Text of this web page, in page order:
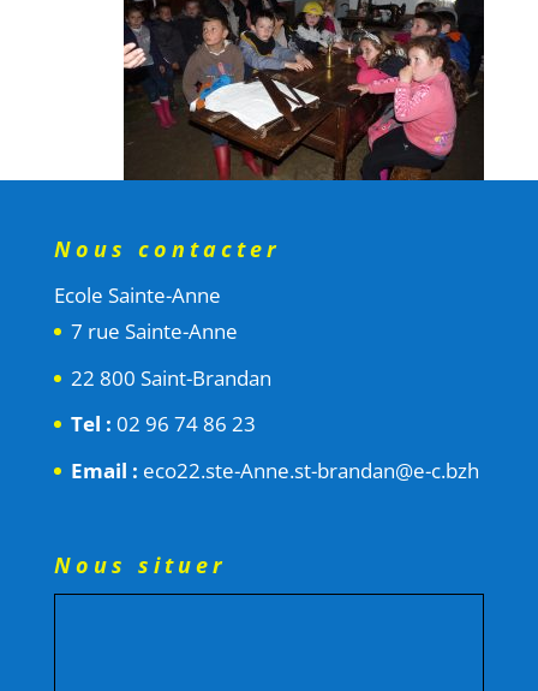
Nous contacter
Ecole Sainte-Anne
7 rue Sainte-Anne
22 800 Saint-Brandan
Tel : 02 96 74 86 23
Email : eco22.ste-Anne.st-brandan@e-c.bzh
Nous situer